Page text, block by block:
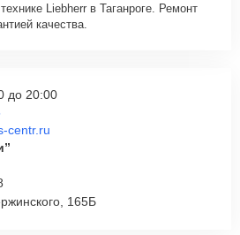
Liebherr в Таганроге. Ремонт
качества.
165Б
до 20:00
centr.ru